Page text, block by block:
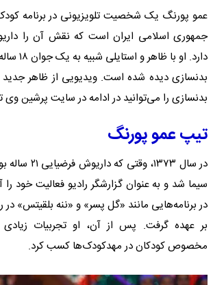
عمو پورنگ یک شخصیت تلویزیونی در برنامه
جمهوری اسلامی ایران است که نقش آن را
دارد. او
بدنسازی دیده شده است. ویدیویی از ظاهر جدید
بدنسازی را می‌توانید در ادامه در سایت پرشین وی
تیپ عمو پورنگ
در سال ۱۳۷۳،
سیما شد و به عنوان گزارشگر رادیو فعالیت خود را
در برنامه‌هایی مانند «گل پسر» و «ننه بلقیتس» در
بر عهده گرفت. پس از آن، او تجربیات زیادی
مخصوص کودکان در مهدکودک‌ها کسب کرد.